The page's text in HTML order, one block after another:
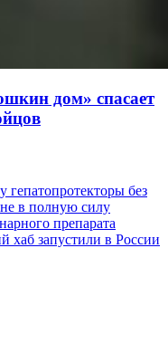
дом» спасает
без
в полную силу
препарата
хаб запустили в России